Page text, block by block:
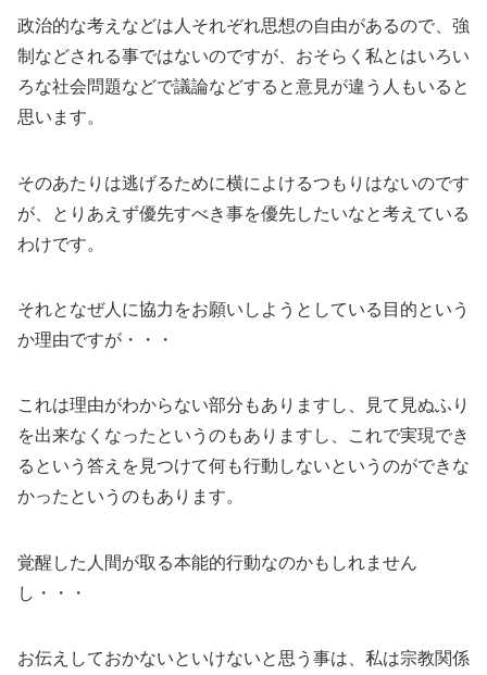
政治的な考えなどは人それぞれ思想の自由があるので、強
制などされる事ではないのですが、おそらく私とはいろい
ろな社会問題などで議論などすると意見が違う人もいると
思います。
そのあたりは逃げるために横によけるつもりはないのです
が、とりあえず優先すべき事を優先したいなと考えている
わけです。
それとなぜ人に協力をお願いしようとしている目的という
か理由ですが・・・
これは理由がわからない部分もありますし、見て見ぬふり
を出来なくなったというのもありますし、これで実現でき
るという答えを見つけて何も行動しないというのができな
かったというのもあります。
覚醒した人間が取る本能的行動なのかもしれません
し・・・
お伝えしておかないといけないと思う事は、私は宗教関係